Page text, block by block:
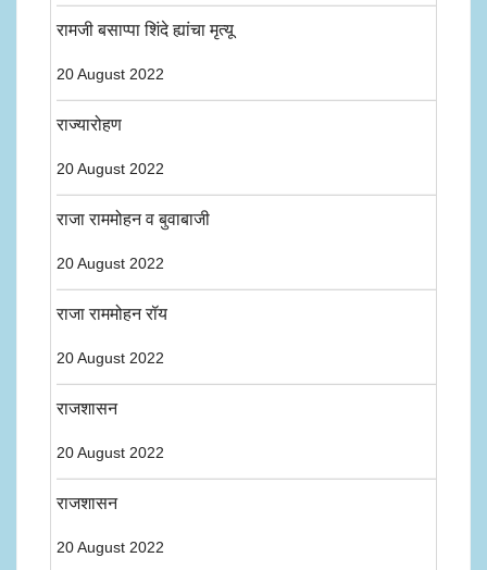
रामजी बसाप्पा शिंदे ह्यांचा मृत्यू
20 August 2022
राज्यारोहण
20 August 2022
राजा राममोहन व बुवाबाजी
20 August 2022
राजा राममोहन रॉय
20 August 2022
राजशासन
20 August 2022
राजशासन
20 August 2022